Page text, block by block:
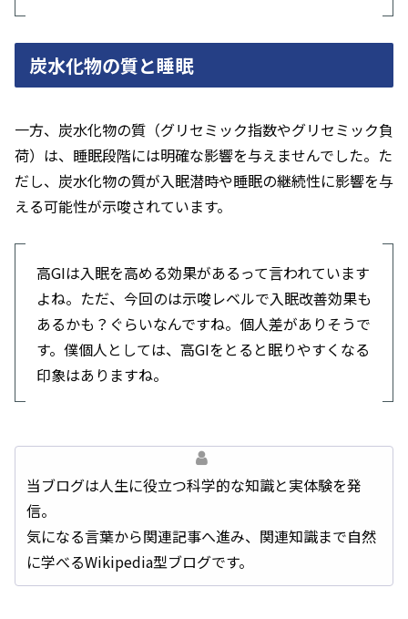
炭水化物の質と睡眠
一方、炭水化物の質（グリセミック指数やグリセミック負
荷）は、睡眠段階には明確な影響を与えませんでした。た
だし、炭水化物の質が入眠潜時や睡眠の継続性に影響を与
える可能性が示唆されています。
高GIは入眠を高める効果があるって言われています
よね。ただ、今回のは示唆レベルで入眠改善効果も
あるかも？ぐらいなんですね。個人差がありそうで
す。僕個人としては、高GIをとると眠りやすくなる
印象はありますね。
当ブログは人生に役立つ科学的な知識と実体験を発
信。
気になる言葉から関連記事へ進み、関連知識まで自然
に学べるWikipedia型ブログです。